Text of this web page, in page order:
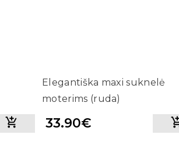
Elegantiška maxi suknelė
moterims (ruda)
33.90€